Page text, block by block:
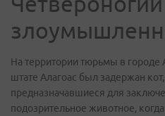
На территории тюрьмы в городе
штате Алагоас был задержан
предназначавшиеся для
подозрительное животное,